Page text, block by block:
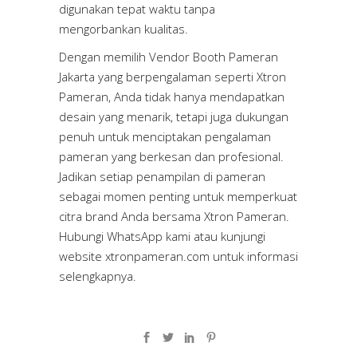
digunakan tepat waktu tanpa
mengorbankan kualitas.
Dengan memilih Vendor Booth Pameran
Jakarta yang berpengalaman seperti Xtron
Pameran, Anda tidak hanya mendapatkan
desain yang menarik, tetapi juga dukungan
penuh untuk menciptakan pengalaman
pameran yang berkesan dan profesional.
Jadikan setiap penampilan di pameran
sebagai momen penting untuk memperkuat
citra brand Anda bersama Xtron Pameran.
Hubungi WhatsApp kami atau kunjungi
website xtronpameran.com untuk informasi
selengkapnya.